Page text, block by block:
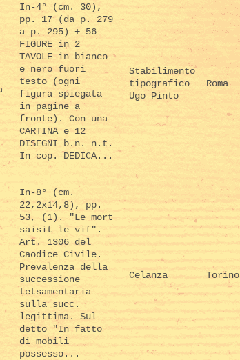
In-4° (cm. 30),
pp. 17 (da p. 279
a p. 295) + 56
FIGURE in 2
TAVOLE in bianco
e nero fuori
testo (ogni
figura spiegata
in pagine a
fronte). Con una
CARTINA e 12
DISEGNI b.n. n.t.
In cop. DEDICA...
Stabilimento
tipografico
Ugo Pinto
Roma
In-8° (cm.
22,2x14,8), pp.
53, (1). "Le mort
saisit le vif".
Art. 1306 del
Caodice Civile.
Prevalenza della
successione
tetsamentaria
sulla succ.
legittima. Sul
detto "In fatto
di mobili
possesso...
Celanza Torino